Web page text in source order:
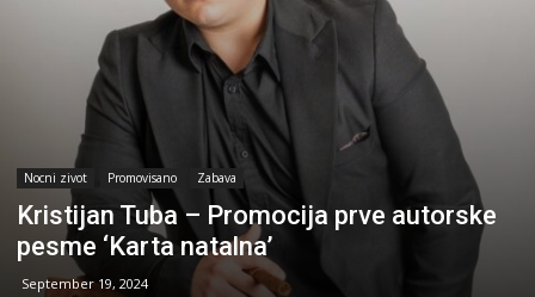
Nocni zivot Promovisano Zabava
Kristijan Tuba – Promocija prve autorske
pesme ‘Karta natalna’
September 19, 2024